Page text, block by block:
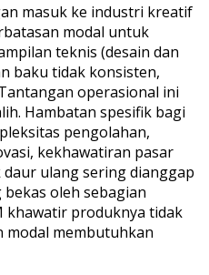
masuk ke industri kreatif
modal untuk
teknis (desain dan
baku tidak konsisten,
operasional ini
Hambatan spesifik bagi
pengolahan,
kekhawatiran pasar
ulang sering dianggap
oleh sebagian
khawatir produknya tidak
membutuhkan